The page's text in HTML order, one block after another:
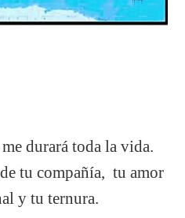
durará toda la vida.
tu compañía, tu amor
y tu ternura.